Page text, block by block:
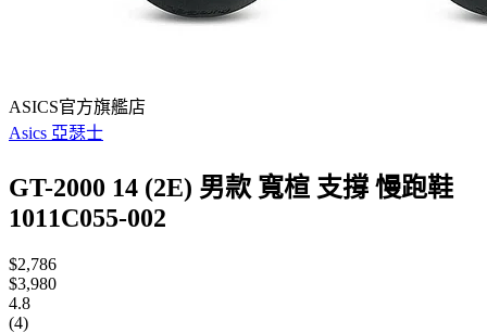
ASICS官方旗艦店
Asics 亞瑟士
GT-2000 14 (2E) 男款 寬楦 支撐 慢跑鞋
1011C055-002
$2,786
$3,980
4.8
(4)